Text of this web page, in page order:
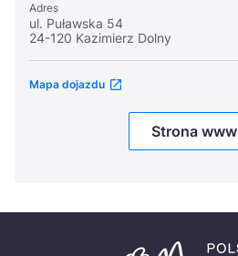
Adres
ul. Puławska 54
24-120 Kazimierz Dolny
Mapa dojazdu
Strona www